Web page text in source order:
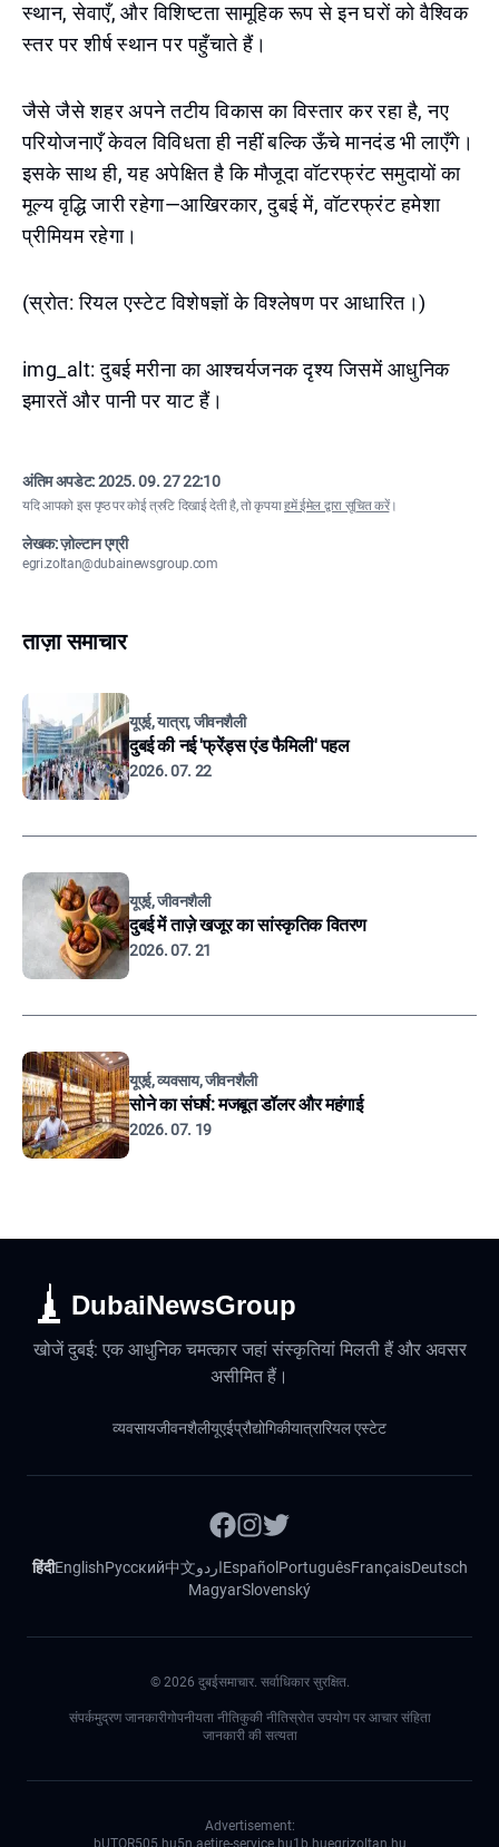
स्थान, सेवाएँ, और विशिष्टता सामूहिक रूप से इन घरों को वैश्विक
स्तर पर शीर्ष स्थान पर पहुँचाते हैं।
जैसे जैसे शहर अपने तटीय विकास का विस्तार कर रहा है, नए
परियोजनाएँ केवल विविधता ही नहीं बल्कि ऊँचे मानदंड भी लाएँगे।
इसके साथ ही, यह अपेक्षित है कि मौजूदा वॉटरफ्रंट समुदायों का
मूल्य वृद्धि जारी रहेगा—आखिरकार, दुबई में, वॉटरफ्रंट हमेशा
प्रीमियम रहेगा।
(स्रोत: रियल एस्टेट विशेषज्ञों के विश्लेषण पर आधारित।)
img_alt: दुबई मरीना का आश्चर्यजनक दृश्य जिसमें आधुनिक
इमारतें और पानी पर याट हैं।
अंतिम अपडेट:2025. 09. 27 22:10
यदि आपको इस पृष्ठ पर कोई त्रुटि दिखाई देती है, तो कृपयाहमें ईमेल द्वारा सूचित करें।
लेखक: ज़ोल्टान एग्री
egri.zoltan@dubainewsgroup.com
ताज़ा समाचार
यूएई, यात्रा, जीवनशैली
दुबई की नई 'फ्रेंड्स एंड फैमिली' पहल
2026. 07. 22
यूएई, जीवनशैली
दुबई में ताज़े खजूर का सांस्कृतिक वितरण
2026. 07. 21
यूएई, व्यवसाय, जीवनशैली
सोने का संघर्ष: मजबूत डॉलर और महंगाई
2026. 07. 19
DubaiNewsGroup
खोजें दुबई: एक आधुनिक चमत्कार जहां संस्कृतियां मिलती हैं और अवसर
असीमित हैं।
व्यवसायजीवनशैलीयूएईप्रौद्योगिकीयात्रारियल एस्टेट
हिंदीEnglishРусский中文اردوEspañol PortuguêsFrançaisDeutsch
MagyarSlovenský
© 2026 दुबईसमाचार. सर्वाधिकार सुरक्षित.
संपर्कमुद्रण जानकारीगोपनीयता नीतिकुकी नीतिस्रोत उपयोग पर आचार संहिता
जानकारी की सत्यता
Advertisement:
bUTOR505.hu5n.aetire-service.hu1b.huegrizoltan.hu